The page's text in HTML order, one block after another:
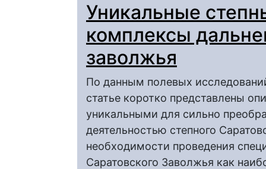
Уникальные
комплексы
заволжья
По данным полевых
статье коротко представлены
уникальными для сильно
деятельностью степного
необходимости проведения
Саратовского Заволжья как